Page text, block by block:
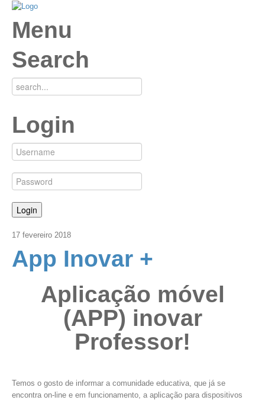
Menu
Search
Login
17 fevereiro 2018
App Inovar +
Aplicação móvel
(APP) inovar
Professor!
Temos o gosto de informar a comunidade educativa, que já se
encontra on-line e em funcionamento, a aplicação para dispositivos